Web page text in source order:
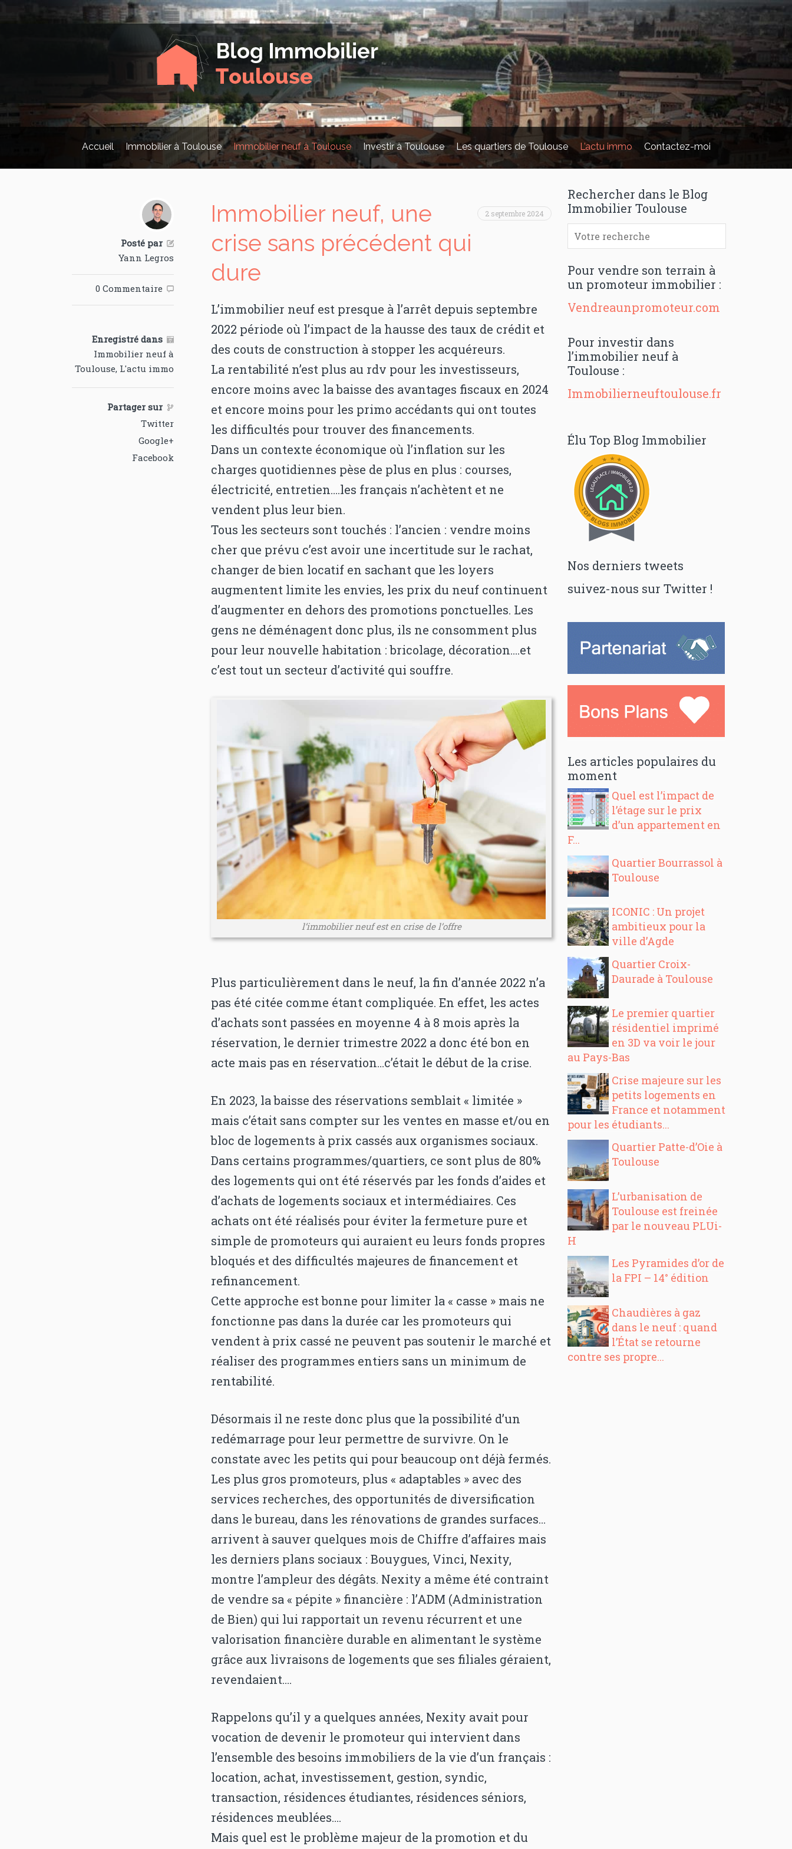
Accueil Immobilier à Toulouse Immobilier neuf à Toulouse Investir à Toulouse Les quartiers de Toulouse L’actu immo Contactez-moi
Posté par 
Yann Legros
0 Commentaire 
Enregistré dans 
Immobilier neuf à
Toulouse, L'actu immo
Immobilier neuf, une
crise sans précédent qui
dure
2 septembre 2024
L’immobilier neuf est presque à l’arrêt depuis septembre
2022 période où l’impact de la hausse des taux de crédit et
des couts de construction à stopper les acquéreurs.
La rentabilité n’est plus au rdv pour les investisseurs,
encore moins avec la baisse des avantages fiscaux en 2024
et encore moins pour les primo accédants qui ont toutes
les difficultés pour trouver des financements.
Dans un contexte économique où l’inflation sur les
charges quotidiennes pèse de plus en plus : courses,
électricité, entretien….les français n’achètent et ne
vendent plus leur bien.
Tous les secteurs sont touchés : l’ancien : vendre moins
cher que prévu c’est avoir une incertitude sur le rachat,
changer de bien locatif en sachant que les loyers
augmentent limite les envies, les prix du neuf continuent
d’augmenter en dehors des promotions ponctuelles. Les
gens ne déménagent donc plus, ils ne consomment plus
pour leur nouvelle habitation : bricolage, décoration….et
c’est tout un secteur d’activité qui souffre.
l’immobilier neuf est en crise de l’offre
Plus particulièrement dans le neuf, la fin d’année 2022 n’a
pas été citée comme étant compliquée. En effet, les actes
d’achats sont passées en moyenne 4 à 8 mois après la
réservation, le dernier trimestre 2022 a donc été bon en
acte mais pas en réservation…c’était le début de la crise.
En 2023, la baisse des réservations semblait « limitée »
mais c’était sans compter sur les ventes en masse et/ou en
bloc de logements à prix cassés aux organismes sociaux.
Dans certains programmes/quartiers, ce sont plus de 80%
des logements qui ont été réservés par les fonds d’aides et
d’achats de logements sociaux et intermédiaires. Ces
achats ont été réalisés pour éviter la fermeture pure et
simple de promoteurs qui auraient eu leurs fonds propres
bloqués et des difficultés majeures de financement et
refinancement.
Cette approche est bonne pour limiter la « casse » mais ne
fonctionne pas dans la durée car les promoteurs qui
vendent à prix cassé ne peuvent pas soutenir le marché et
réaliser des programmes entiers sans un minimum de
rentabilité.
Désormais il ne reste donc plus que la possibilité d’un
redémarrage pour leur permettre de survivre. On le
constate avec les petits qui pour beaucoup ont déjà fermés.
Les plus gros promoteurs, plus « adaptables » avec des
services recherches, des opportunités de diversification
dans le bureau, dans les rénovations de grandes surfaces…
arrivent à sauver quelques mois de Chiffre d’affaires mais
les derniers plans sociaux : Bouygues, Vinci, Nexity,
montre l’ampleur des dégâts. Nexity a même été contraint
de vendre sa « pépite » financière : l’ADM (Administration
de Bien) qui lui rapportait un revenu récurrent et une
valorisation financière durable en alimentant le système
grâce aux livraisons de logements que ses filiales géraient,
revendaient….
Rappelons qu’il y a quelques années, Nexity avait pour
vocation de devenir le promoteur qui intervient dans
l’ensemble des besoins immobiliers de la vie d’un français :
location, achat, investissement, gestion, syndic,
transaction, résidences étudiantes, résidences séniors,
résidences meublées….
Mais quel est le problème majeur de la promotion et du
Partager sur 
Twitter
Google+
Facebook
Rechercher dans le Blog
Immobilier Toulouse
Pour vendre son terrain à
un promoteur immobilier :
Vendreaunpromoteur.com
Pour investir dans
l’immobilier neuf à
Toulouse :
Immobilierneuftoulouse.fr
Élu Top Blog Immobilier
Nos derniers tweets
suivez-nous sur Twitter !
Les articles populaires du
moment
Quel est l’impact de
l’étage sur le prix
d’un appartement en
F...
Quartier Bourrassol à
Toulouse
ICONIC : Un projet
ambitieux pour la
ville d’Agde
Quartier Croix-
Daurade à Toulouse
Le premier quartier
résidentiel imprimé
en 3D va voir le jour
au Pays-Bas
Crise majeure sur les
petits logements en
France et notamment
pour les étudiants...
Quartier Patte-d’Oie à
Toulouse
L’urbanisation de
Toulouse est freinée
par le nouveau PLUi-
H
Les Pyramides d’or de
la FPI – 14° édition
Chaudières à gaz
dans le neuf : quand
l’État se retourne
contre ses propre...